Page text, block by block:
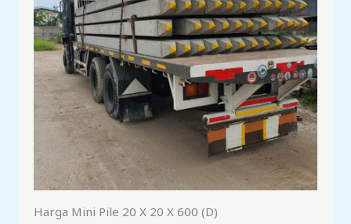
Harga Mini Pile 20 X 20 X 600 (D)